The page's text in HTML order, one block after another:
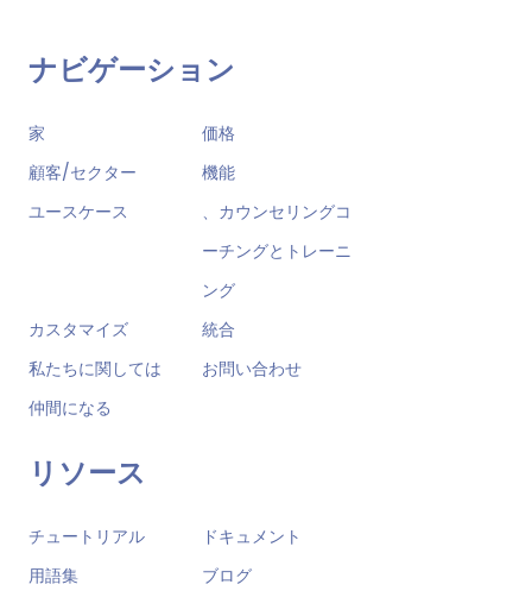
ナビゲーション
家
価格
顧客/セクター
機能
ユースケース
、カウンセリングコ
ーチングとトレーニ
ング
カスタマイズ
統合
私たちに関しては
お問い合わせ
仲間になる
リソース
チュートリアル
ドキュメント
用語集
ブログ